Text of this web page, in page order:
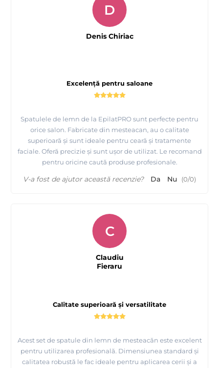
Excelență pentru saloane
Spatulele de lemn de la EpilatPRO sunt perfecte pentru
orice salon. Fabricate din mesteacan, au o calitate
superioară și sunt ideale pentru ceară și tratamente
faciale. Oferă precizie și sunt ușor de utilizat. Le recomand
pentru oricine caută produse profesionale.
D
Denis Chiriac
V-a fost de ajutor această recenzie? Da Nu (0/0)
Calitate superioară și versatilitate
Acest set de spatule din lemn de mesteacăn este excelent
pentru utilizarea profesională. Dimensiunea standard și
calitatea robustă le fac ideale pentru aplicarea cerii și a
C
Claudiu
Fieraru